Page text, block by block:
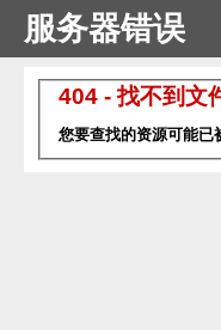
服务器错误
404 - 找不到文
您要查找的资源可能已